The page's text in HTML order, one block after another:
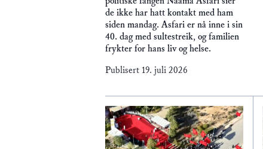
de ikke har hatt kontakt med ham
siden mandag. Asfari er nå inne i sin
40. dag med sultestreik, og familien
frykter for hans liv og helse.
Publisert 19. juli 2026